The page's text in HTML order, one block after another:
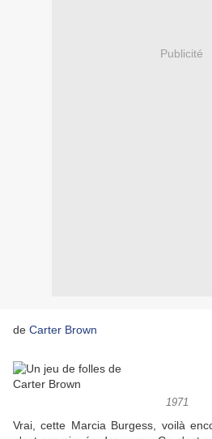
Publicité
de Carter Brown
1971
Vrai, cette Marcia Burgess, voilà